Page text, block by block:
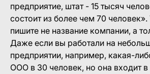
предприятие, штат - 15 тысяч
состоит из более чем 70 человек».
пишите не название компании, а
Даже если вы работали на
предприятии, например, какая-
ООО в 30 человек, но она входит